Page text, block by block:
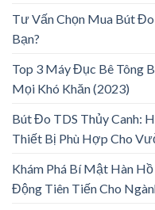
Tư Vấn Chọn Mua Bút
Bạn?
Top 3 Máy Đục Bê Tông
Mọi Khó Khăn (2023)
Bút Đo TDS Thủy Canh:
Thiết Bị Phù Hợp Cho
Khám Phá Bí Mật Hàn
Động Tiên Tiến Cho